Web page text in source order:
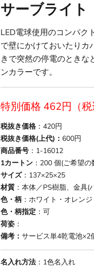
サーブライト
LED電球使用のコンパク
で壁にかけておいたりカ
きで突然の停電のときな
ンカラーです。
現在の価格
特別価格 462円（税
税抜き価格：420円
税抜き価格(上代)： 600円
商品番号：1-16012
1カートン：200 個(ご希望の
サイズ：137×25×25
材質：本体／PS樹脂、金具(
色・柄：ホワイト・オレン
色・柄指定：可
荷姿：
備考： サービス単4乾電池×2
名入れ方法：1色名入れ